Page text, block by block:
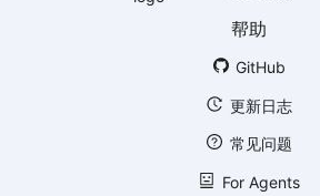
帮助
GitHub
更新日志
常见问题
For Agents